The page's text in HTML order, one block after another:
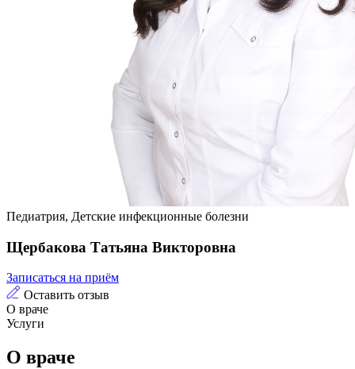
Педиатрия, Детские инфекционные болезни
Щербакова Татьяна Викторовна
Записаться на приём
Оставить отзыв
О враче
Услуги
О враче